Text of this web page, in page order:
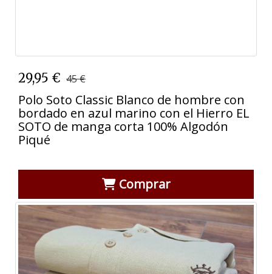
29,95 € 45 €
Polo Soto Classic Blanco de hombre con
bordado en azul marino con el Hierro EL
SOTO de manga corta 100% Algodón
Piqué
Comprar